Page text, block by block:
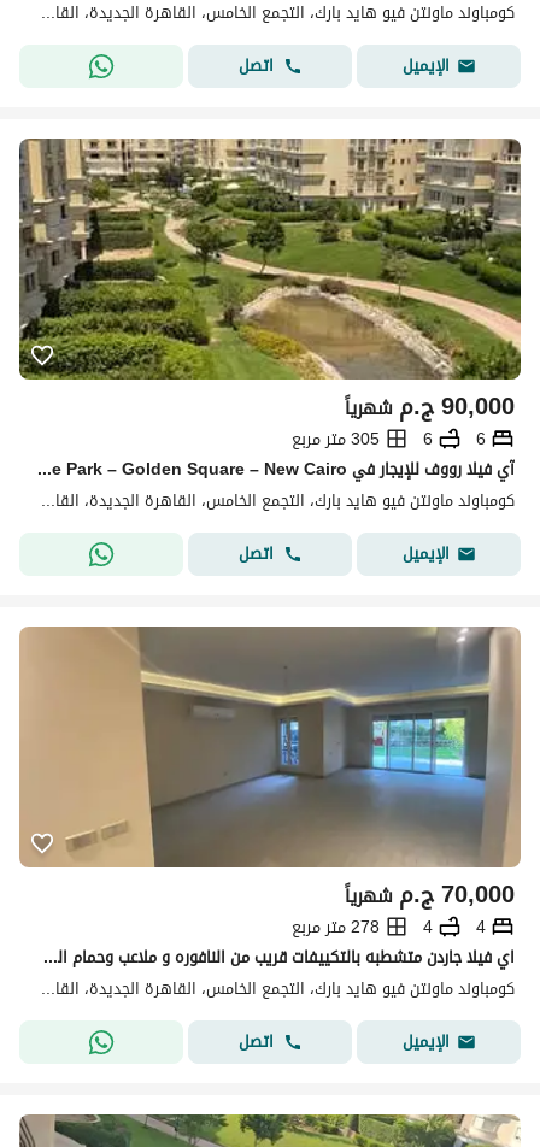
كومباوند ماونتن فيو هايد بارك، التجمع الخامس، القاهرة الجديدة، القاهرة
الإيميل
اتصل
ج.م90,000 شهرياً
6
6
305 متر مربع
آي فيلا رووف للإيجار في Mountain View Hyde Park – Golden Square – New Cairo
كومباوند ماونتن فيو هايد بارك، التجمع الخامس، القاهرة الجديدة، القاهرة
الإيميل
اتصل
ج.م70,000 شهرياً
4
4
278 متر مربع
اي فيلا جاردن متشطبه بالتكييفات قريب من النافوره و ملاعب وحمام السباحه للإيجار في ماونتن فيو هايد بارك التجمع الخامس القاهرة الجديدة Hyde Park, New
كومباوند ماونتن فيو هايد بارك، التجمع الخامس، القاهرة الجديدة، القاهرة
الإيميل
اتصل